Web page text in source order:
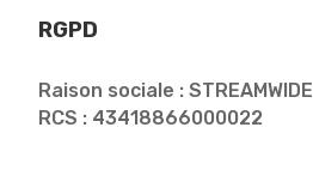
RGPD
Raison sociale : STREAMWIDE
RCS : 43418866000022